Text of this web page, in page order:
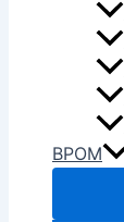
BPOM